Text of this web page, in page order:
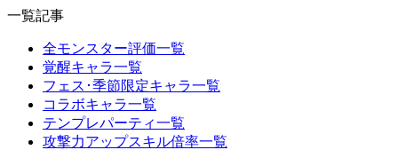
一覧記事
全モンスター評価一覧
覚醒キャラ一覧
フェス･季節限定キャラ一覧
コラボキャラ一覧
テンプレパーティ一覧
攻撃力アップスキル倍率一覧